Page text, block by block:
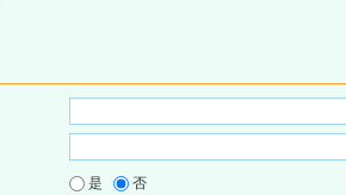
是 否